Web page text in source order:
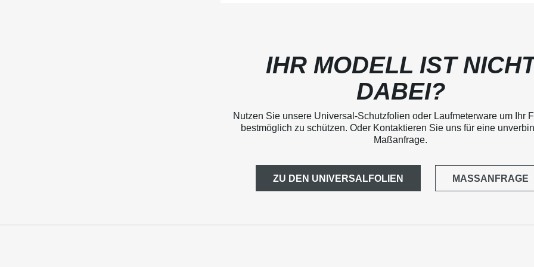
IHR MODELL IST
DABEI?
Nutzen Sie unsere Universal-Schutzfolien oder Laufmeterware um Ihr
bestmöglich zu schützen. Oder Kontaktieren Sie uns für eine
Maßanfrage.
ZU DEN UNIVERSALFOLIEN MASSANFRAGE